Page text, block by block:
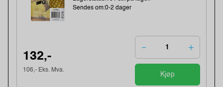
Sendes om:0-2 dager
132,-
106,- Eks. Mva.
Kjøp